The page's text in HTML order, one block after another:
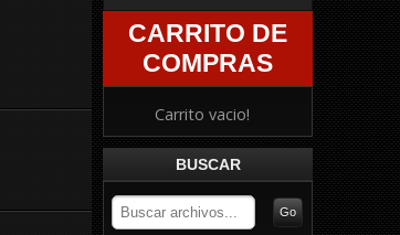
CARRITO DE
COMPRAS
Carrito vacio!
BUSCAR